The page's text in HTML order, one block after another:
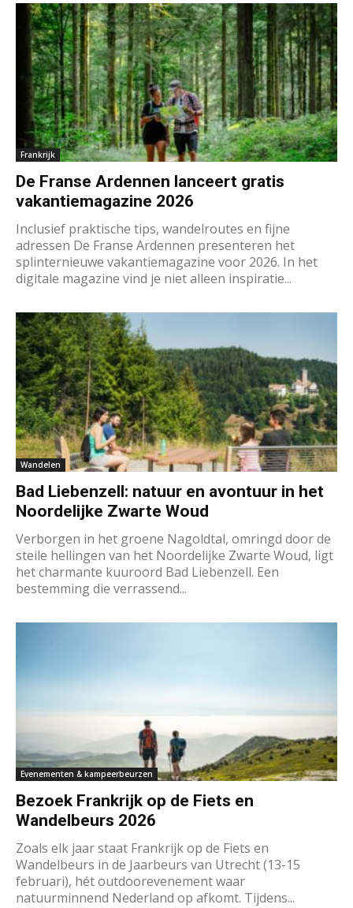
Frankrijk
De Franse Ardennen lanceert gratis
vakantiemagazine 2026
Inclusief praktische tips, wandelroutes en fijne
adressen De Franse Ardennen presenteren het
splinternieuwe vakantiemagazine voor 2026. In het
digitale magazine vind je niet alleen inspiratie...
Wandelen
Bad Liebenzell: natuur en avontuur in het
Noordelijke Zwarte Woud
Verborgen in het groene Nagoldtal, omringd door de
steile hellingen van het Noordelijke Zwarte Woud, ligt
het charmante kuuroord Bad Liebenzell. Een
bestemming die verrassend...
Evenementen & kampeerbeurzen
Bezoek Frankrijk op de Fiets en
Wandelbeurs 2026
Zoals elk jaar staat Frankrijk op de Fiets en
Wandelbeurs in de Jaarbeurs van Utrecht (13-15
februari), hét outdoorevenement waar
natuurminnend Nederland op afkomt. Tijdens...